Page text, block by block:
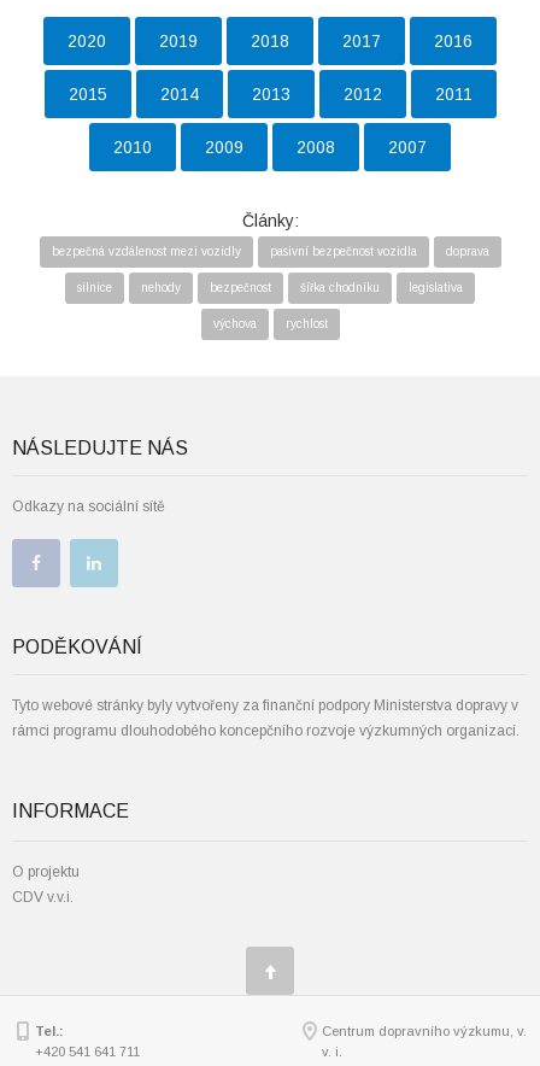
2020 2019 2018 2017 2016
2015 2014 2013 2012 2011
2010 2009 2008 2007
Články:
bezpečná vzdálenost mezi vozidly pasivní bezpečnost vozidla doprava
silnice nehody bezpečnost šířka chodníku legislativa
výchova rychlost
NÁSLEDUJTE NÁS
Odkazy na sociální sítě
PODĚKOVÁNÍ
Tyto webové stránky byly vytvořeny za finanční podpory Ministerstva dopravy v
rámci programu dlouhodobého koncepčního rozvoje výzkumných organizací.
INFORMACE
O projektu
CDV v.v.i.
Tel.:
+420 541 641 711
Centrum dopravního výzkumu, v.
v. i.